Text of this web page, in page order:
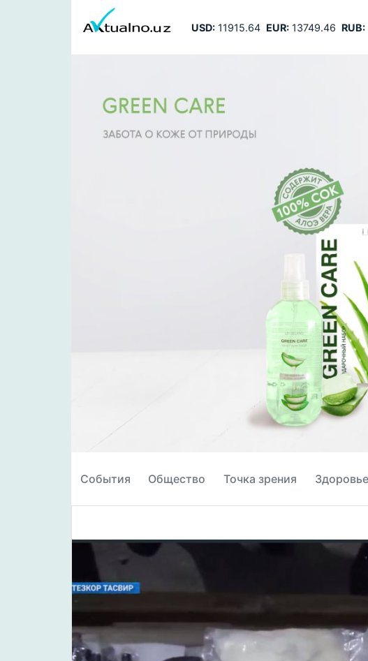
USD:11915.64 EUR:13749.46 RUB:
События Общество Точка зрения Здоровье